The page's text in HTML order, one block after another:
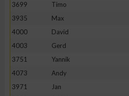
3699
Timo
3935
Max
4000
David
4003
Gerd
3751
Yannik
4073
Andy
3971
Jan